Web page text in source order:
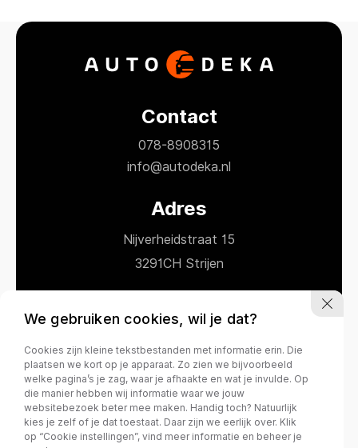
Contact
078-8908315
info@autodeka.nl
Adres
Nijverheidstraat 15
3291CH Strijen
Openingstijden
Za
09:00 – 17:00
Privacy policy
We gebruiken cookies, wil je dat?
Cookies zijn kleine tekstbestanden met informatie erin. Die
plaatsen we kort op je apparaat. Zo zien we bijvoorbeeld
welke pagina’s je zag, waar je afhaakte en wat je invulde. Op
die manier hebben wij informatie waar we jouw
websitebezoek beter mee maken. Handig toch? Natuurlijk
kies je zelf of je dat toestaat. Daar zijn we eerlijk over. Klik
op “Cookie instellingen”, vind meer informatie en beheer je